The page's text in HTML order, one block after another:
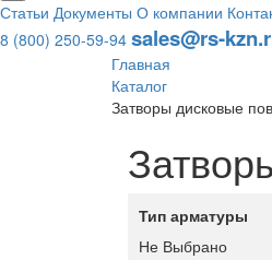
Статьи Документы О компании
8 (800) 250-59-94 sales@rs-
Главная
Каталог
Затворы дисковые
Тип арматуры
Не Выбрано